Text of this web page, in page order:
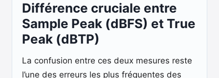
Différence cruciale entre
Sample Peak (dBFS) et True
Peak (dBTP)
La confusion entre ces deux mesures reste
l’une des erreurs les plus fréquentes des